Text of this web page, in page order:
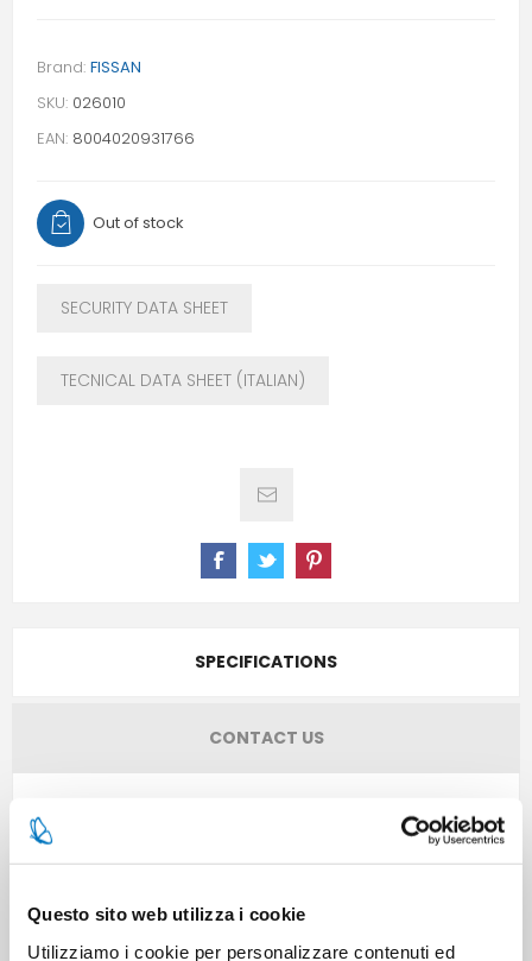
Questo sito web utilizza i cookie
Utilizziamo i cookie per personalizzare contenuti ed
Brand: FISSAN
SKU: 026010
EAN: 8004020931766
Out of stock
SECURITY DATA SHEET
TECNICAL DATA SHEET (ITALIAN)
SPECIFICATIONS
CONTACT US
6